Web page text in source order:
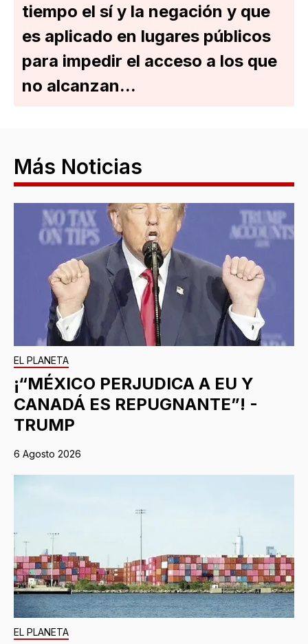
tiempo el sí y la negación y que
es aplicado en lugares públicos
para impedir el acceso a los que
no alcanzan...
Más Noticias
EL PLANETA
¡“MÉXICO PERJUDICA A EU Y
CANADÁ ES REPUGNANTE”! -
TRUMP
6 Agosto 2026
EL PLANETA